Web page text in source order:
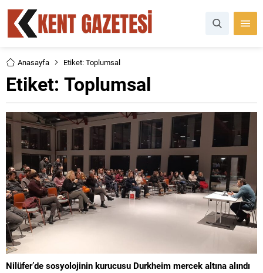
Anasayfa Etiket: Toplumsal
Etiket: Toplumsal
Nilüfer’de sosyolojinin kurucusu Durkheim mercek altına alındı